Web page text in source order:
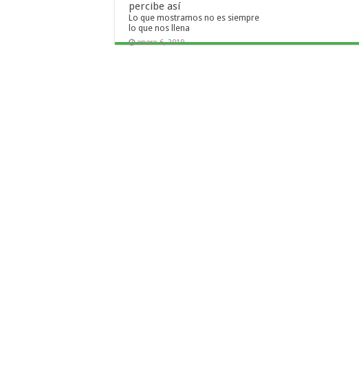
percibe así
Lo que mostramos no es siempre
lo que nos llena
enero 6, 2019